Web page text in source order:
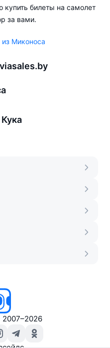
купить билеты на самолет
за вами.
Миконоса
2007–2026